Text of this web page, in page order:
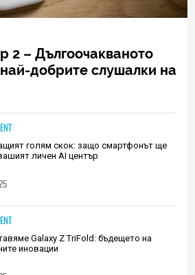
2 – Дългоочакваното
добрите слушалки на
голям скок: защо смартфонът ще
личен AI център
Galaxy Z TriFold: бъдещето на
иновации